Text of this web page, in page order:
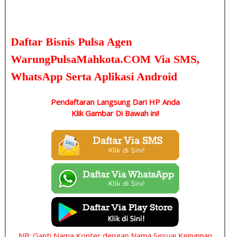
Daftar Bisnis Pulsa Agen
WarungPulsaMahkota.COM Via SMS,
WhatsApp Serta Aplikasi Android
Pendaftaran Langsung Dari HP Anda
Klik Gambar Di Bawah ini!